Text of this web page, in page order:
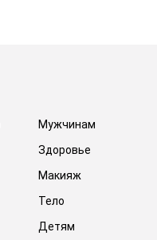
Мужчинам
Здоровье
Макияж
Тело
Детям